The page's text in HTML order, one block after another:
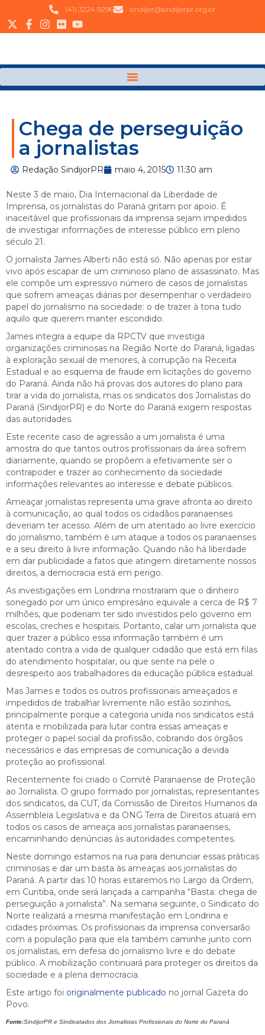
(41) 3224 9296 sindijor@sindijorpr.org.br
Chega de perseguição
a jornalistas
Redação SindijorPR maio 4, 2015 11:30 am
Neste 3 de maio, Dia Internacional da Liberdade de
Imprensa, os jornalistas do Paraná gritam por apoio. É
inaceitável que profissionais da imprensa sejam impedidos
de investigar informações de interesse público em pleno
século 21.
O jornalista James Alberti não está só. Não apenas por estar
vivo após escapar de um criminoso plano de assassinato. Mas
ele compõe um expressivo número de casos de jornalistas
que sofrem ameaças diárias por desempenhar o verdadeiro
papel do jornalismo na sociedade: o de trazer à tona tudo
aquilo que querem manter escondido.
James integra a equipe da RPCTV que investiga
organizações criminosas na Região Norte do Paraná, ligadas
à exploração sexual de menores, à corrupção na Receita
Estadual e ao esquema de fraude em licitações do governo
do Paraná. Ainda não há provas dos autores do plano para
tirar a vida do jornalista, mas os sindicatos dos Jornalistas do
Paraná (SindijorPR) e do Norte do Paraná exigem respostas
das autoridades.
Este recente caso de agressão a um jornalista é uma
amostra do que tantos outros profissionais da área sofrem
diariamente, quando se propõem a efetivamente ser o
contrapoder e trazer ao conhecimento da sociedade
informações relevantes ao interesse e debate públicos.
Ameaçar jornalistas representa uma grave afronta ao direito
à comunicação, ao qual todos os cidadãos paranaenses
deveriam ter acesso. Além de um atentado ao livre exercício
do jornalismo, também é um ataque a todos os paranaenses
e a seu direito à livre informação. Quando não há liberdade
em dar publicidade a fatos que atingem diretamente nossos
direitos, a democracia está em perigo.
As investigações em Londrina mostraram que o dinheiro
sonegado por um único empresário equivale a cerca de R$ 7
milhões, que poderiam ter sido investidos pelo governo em
escolas, creches e hospitais. Portanto, calar um jornalista que
quer trazer a público essa informação também é um
atentado contra a vida de qualquer cidadão que está em filas
do atendimento hospitalar, ou que sente na pele o
desrespeito aos trabalhadores da educação pública estadual.
Mas James e todos os outros profissionais ameaçados e
impedidos de trabalhar livremente não estão sozinhos,
principalmente porque a categoria unida nos sindicatos está
atenta e mobilizada para lutar contra essas ameaças e
proteger o papel social da profissão, cobrando dos órgãos
necessários e das empresas de comunicação a devida
proteção ao profissional.
Recentemente foi criado o Comitê Paranaense de Proteção
ao Jornalista. O grupo formado por jornalistas, representantes
dos sindicatos, da CUT, da Comissão de Direitos Humanos da
Assembleia Legislativa e da ONG Terra de Direitos atuará em
todos os casos de ameaça aos jornalistas paranaenses,
encaminhando denúncias às autoridades competentes.
Neste domingo estamos na rua para denunciar essas práticas
criminosas e dar um basta às ameaças aos jornalistas do
Paraná. A partir das 10 horas estaremos no Largo da Ordem,
em Curitiba, onde será lançada a campanha “Basta: chega de
perseguição a jornalista”. Na semana seguinte, o Sindicato do
Norte realizará a mesma manifestação em Londrina e
cidades próximas. Os profissionais da imprensa conversarão
com a população para que ela também caminhe junto com
os jornalistas, em defesa do jornalismo livre e do debate
público. A mobilização continuará para proteger os direitos da
sociedade e a plena democracia.
Este artigo foi originalmente publicado no jornal Gazeta do
Povo.
Fonte:SindijorPR e Sindicatados dos Jornalistas Profissionais do Norte do Paraná